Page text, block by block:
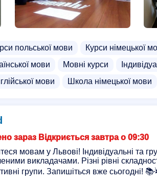
польської мови Курси німецької
мови Мовні курси
мови Школа німецької мови
зараз Відкриється завтра о 09:30
мовам у Львові! Індивідуальні та
викладачами. Різні рівні
групи. Запишіться вже сьогодні!